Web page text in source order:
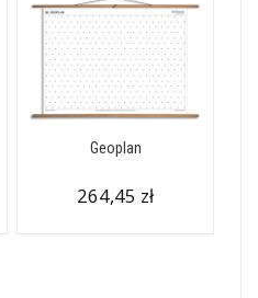
Geoplan
264,45 zł